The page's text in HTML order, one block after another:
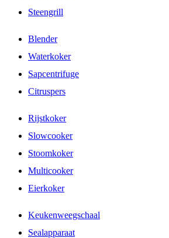
Steengrill
Blender
Waterkoker
Sapcentrifuge
Citruspers
Rijstkoker
Slowcooker
Stoomkoker
Multicooker
Eierkoker
Keukenweegschaal
Sealapparaat